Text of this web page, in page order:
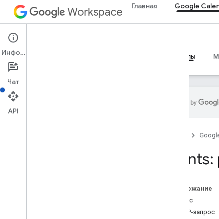
Workspace Главная Google
Google Calendar
Обзор Справочные материалы
Содержание
Запрос
HTTP-запрос
Информация
Чат
API